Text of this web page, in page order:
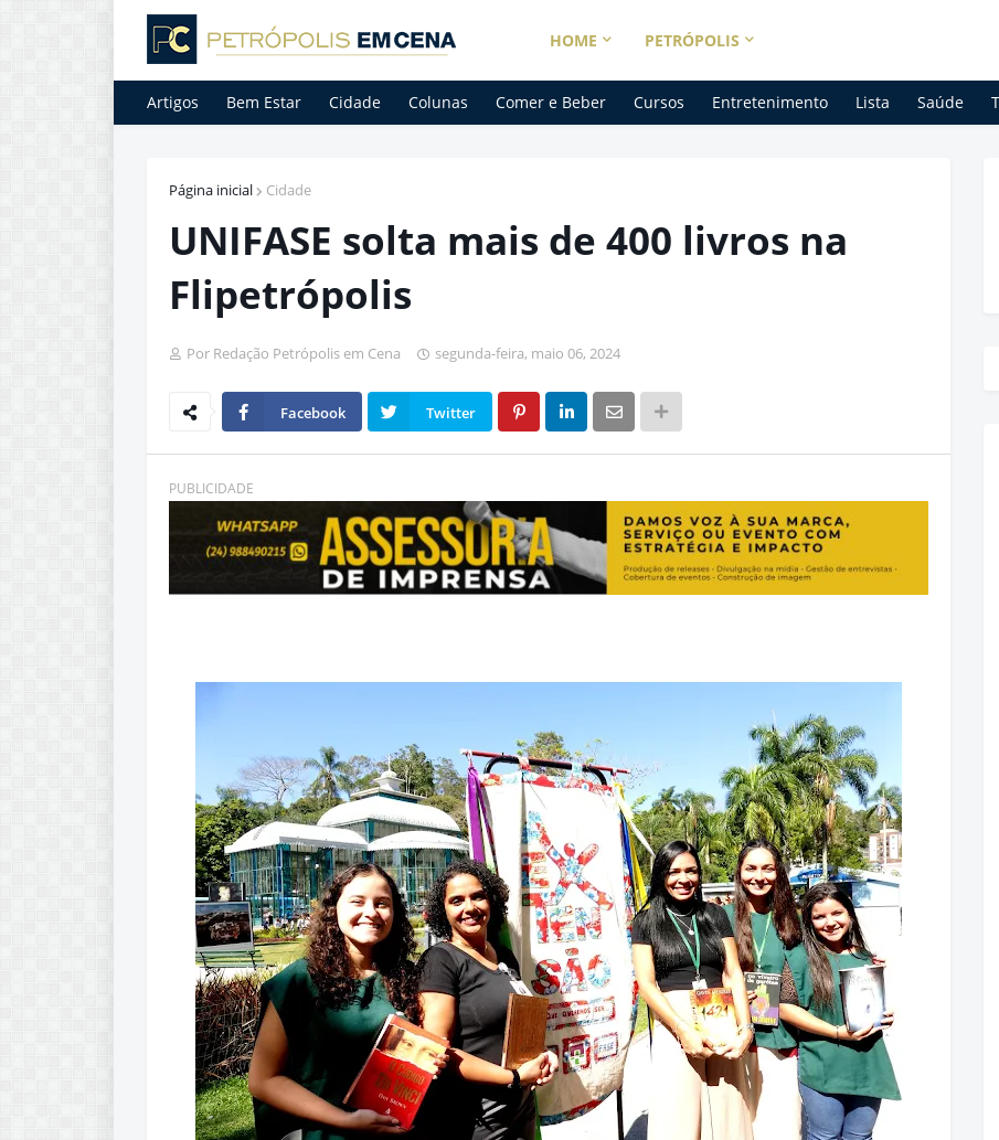
HOME PETRÓPOLIS
Artigos Bem Estar Cidade Colunas Comer e Beber Cursos Entretenimento Lista Saúde
Página inicial Cidade
UNIFASE solta mais de 400 livros na
Flipetrópolis
Por Redação Petrópolis em Cena segunda-feira, maio 06, 2024
Facebook Twitter
PUBLICIDADE